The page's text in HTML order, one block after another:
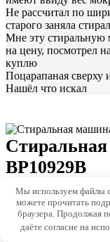
Не рассчитал по
старого заняла
Мне эту стиральную
на цену, посмотрел
куплю
Поцарапаная сверху
Нашёл что искал
BP10929B
92% покупателей
Общий рейтинг
Мы используем файлы
можете прочитать
браузера. Продолжая
даёте согласие на